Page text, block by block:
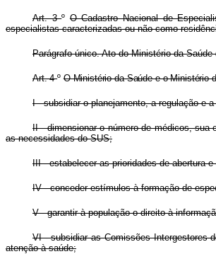
Art. 3ºO Cadastro Nacional de
especialistas caracterizadas ou não como
Parágrafo único. Ato do Ministério da
Art. 4ºO Ministério da Saúde e o Ministério
I - subsidiar o planejamento, a regulação e
II - dimensionar o número de médicos, sua
as necessidades do SUS;
III - estabelecer as prioridades de abertura
IV - conceder estímulos à formação de
V - garantir à população o direito à
VI - subsidiar as Comissões Intergestores
atenção à saúde;